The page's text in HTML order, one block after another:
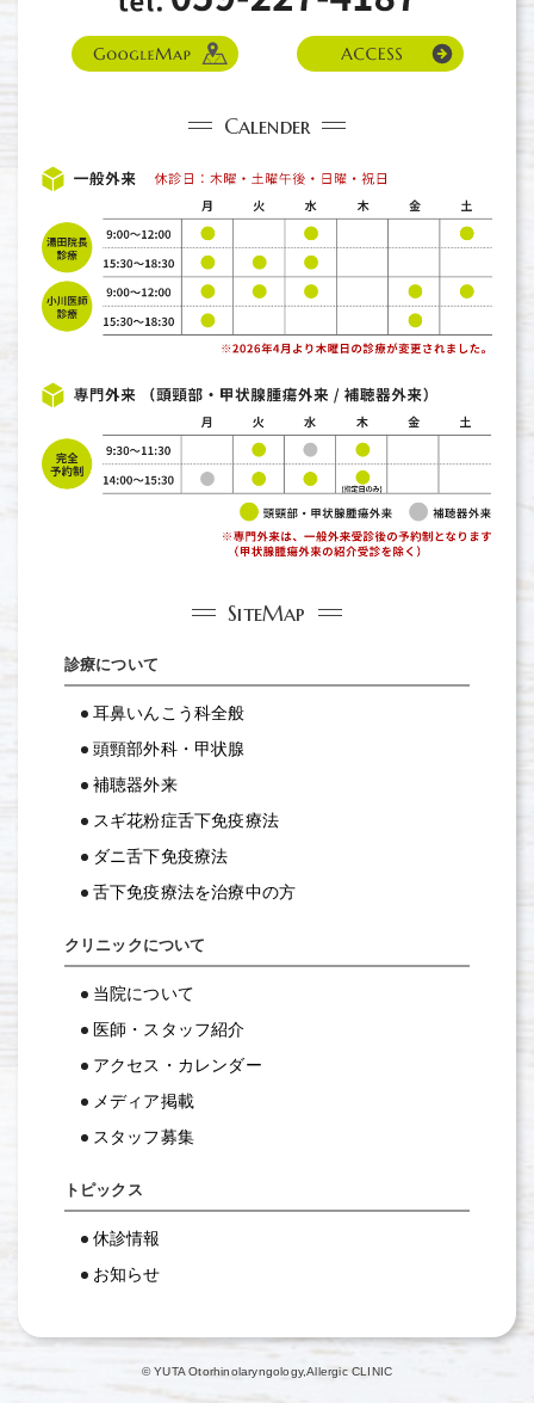
Calender
SiteMap
診療について
耳鼻いんこう科全般
頭頸部外科・甲状腺
補聴器外来
スギ花粉症舌下免疫療法
ダニ舌下免疫療法
⾆下免疫療法を治療中の⽅
クリニックについて
当院について
医師・スタッフ紹介
アクセス・カレンダー
メディア掲載
スタッフ募集
トピックス
休診情報
お知らせ
© YUTA Otorhinolaryngology,Allergic CLINIC